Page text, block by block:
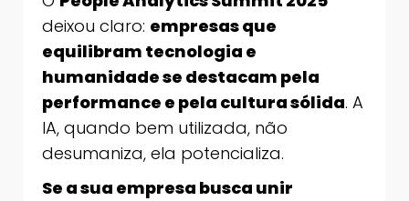
deixou claro: empresas que
equilibram tecnologia e
humanidade se destacam pela
performance e pela cultura sólida. A
IA, quando bem utilizada, não
desumaniza, ela potencializa.
Se a sua empresa busca unir